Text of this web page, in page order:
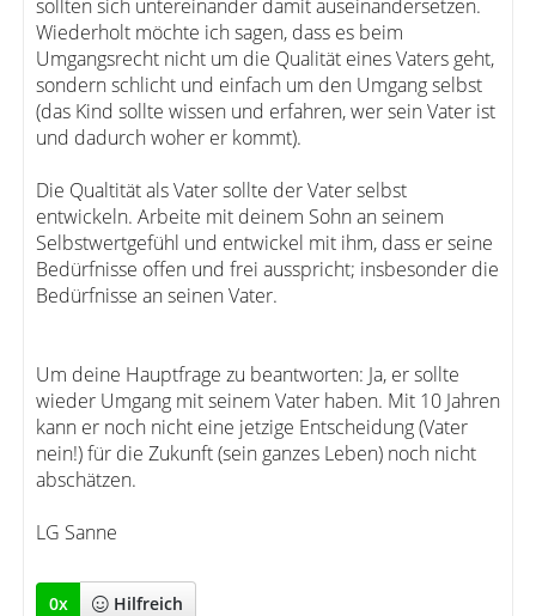
sollten sich untereinander damit auseinandersetzen.
Wiederholt möchte ich sagen, dass es beim
Umgangsrecht nicht um die Qualität eines Vaters geht,
sondern schlicht und einfach um den Umgang selbst
(das Kind sollte wissen und erfahren, wer sein Vater ist
und dadurch woher er kommt).
Die Qualtität als Vater sollte der Vater selbst
entwickeln. Arbeite mit deinem Sohn an seinem
Selbstwertgefühl und entwickel mit ihm, dass er seine
Bedürfnisse offen und frei ausspricht; insbesonder die
Bedürfnisse an seinen Vater.
Um deine Hauptfrage zu beantworten: Ja, er sollte
wieder Umgang mit seinem Vater haben. Mit 10 Jahren
kann er noch nicht eine jetzige Entscheidung (Vater
nein!) für die Zukunft (sein ganzes Leben) noch nicht
abschätzen.
LG Sanne
0x Hilfreich